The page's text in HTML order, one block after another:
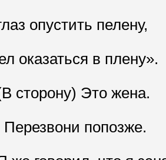
опустить пелену,
оказаться в плену».
сторону) Это жена.
Перезвони попозже.